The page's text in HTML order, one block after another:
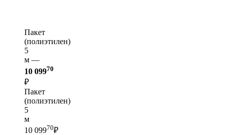
Пакет
(полиэтилен)
5
м —
10 09970
₽
Пакет
(полиэтилен)
5
м
10 09970₽